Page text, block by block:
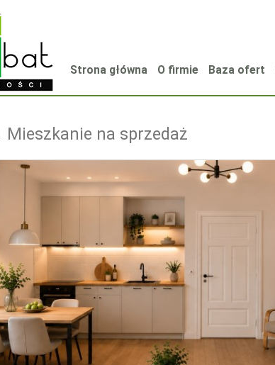
Strona główna O firmie Baza ofert
Mieszkanie na sprzedaż